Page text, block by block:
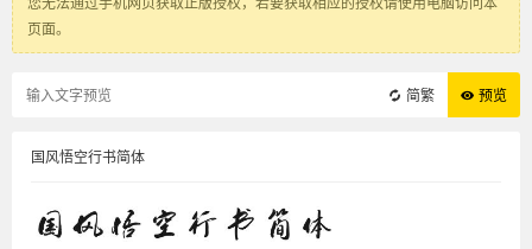
页面。
简繁 预览
国风悟空行书简体